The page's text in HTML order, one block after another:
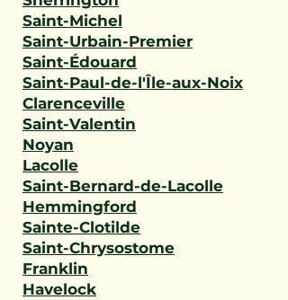
Saint-Michel
Saint-Urbain-Premier
Saint-Édouard
Saint-Paul-de-l'Île-aux-Noix
Clarenceville
Saint-Valentin
Noyan
Lacolle
Saint-Bernard-de-Lacolle
Hemmingford
Sainte-Clotilde
Saint-Chrysostome
Franklin
Havelock